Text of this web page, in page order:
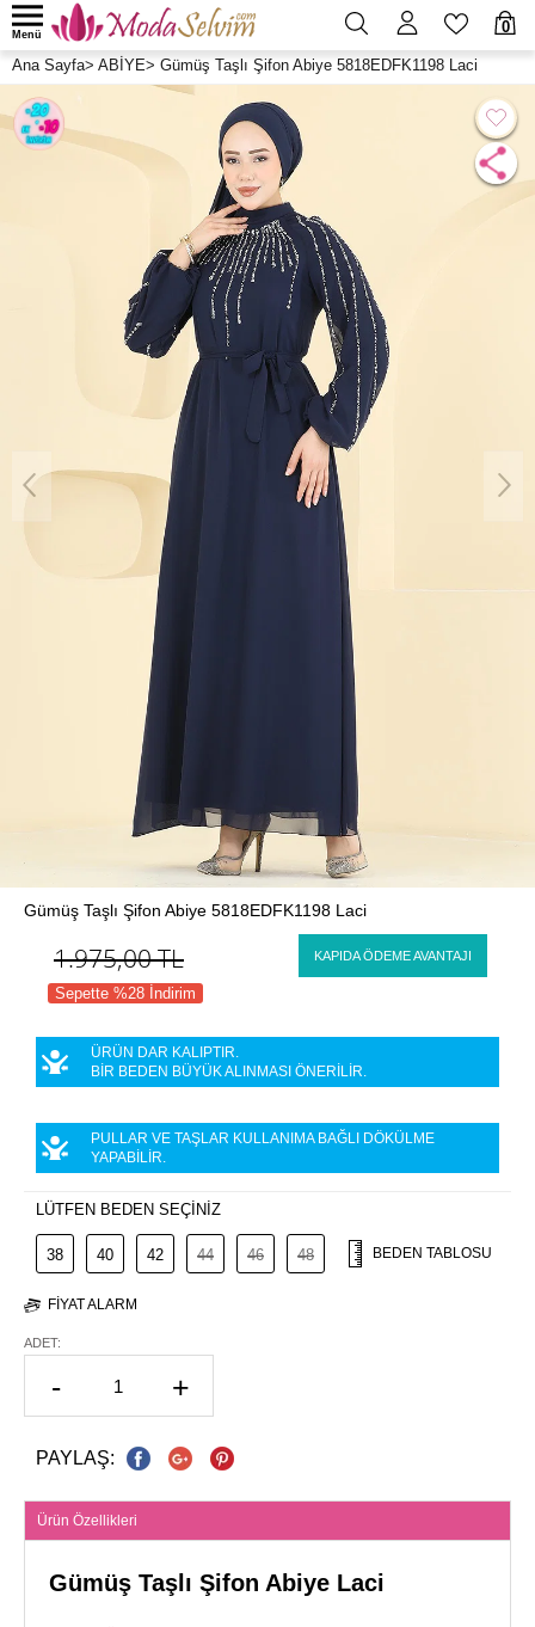
0
Menü
Ana Sayfa> ABİYE> Gümüş Taşlı Şifon Abiye 5818EDFK1198 Laci
Gümüş Taşlı Şifon Abiye 5818EDFK1198 Laci
1.975,00TL KAPIDA ÖDEME AVANTAJI
Sepette %28 İndirim
ÜRÜN DAR KALIPTIR.
BİR BEDEN BÜYÜK ALINMASI ÖNERİLİR.
PULLAR VE TAŞLAR KULLANIMA BAĞLI DÖKÜLME
YAPABİLİR.
LÜTFEN BEDEN SEÇİNİZ
38 40 42 44 46 48 BEDEN TABLOSU
FIYAT ALARM
ADET:
- +
PAYLAŞ:
Ürün Özellikleri
Gümüş Taşlı Şifon Abiye Laci